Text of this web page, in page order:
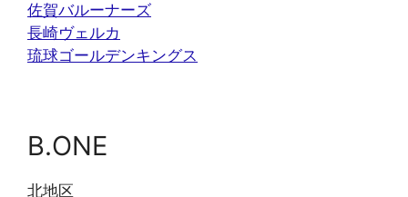
佐賀バルーナーズ
長崎ヴェルカ
琉球ゴールデンキングス
B.ONE
北地区